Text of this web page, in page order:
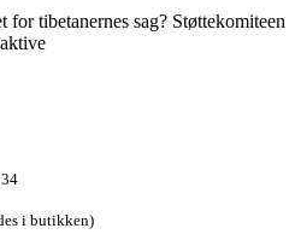
tibetanernes sag? Støttekomiteen
i butikken)